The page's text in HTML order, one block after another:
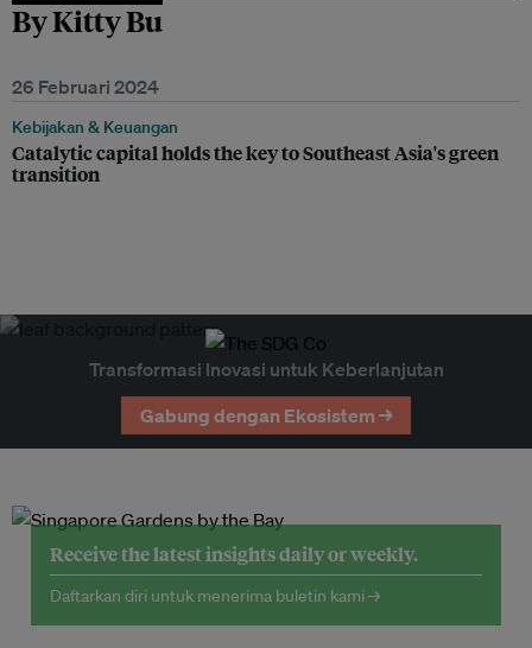
By Kitty Bu
26 Februari 2024
Kebijakan & Keuangan
Catalytic capital holds the key to Southeast Asia's green
transition
Transformasi Inovasi untuk Keberlanjutan
Gabung dengan Ekosistem →
Receive the latest insights daily or weekly.
Daftarkan diri untuk menerima buletin kami →